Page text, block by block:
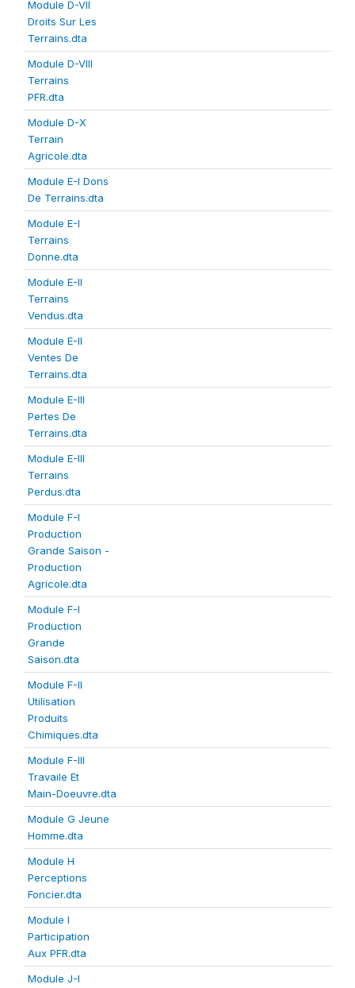
Module D-VII
Droits Sur Les
Terrains.dta
Module D-VIII
Terrains
PFR.dta
Module D-X
Terrain
Agricole.dta
Module E-I Dons
De Terrains.dta
Module E-I
Terrains
Donne.dta
Module E-II
Terrains
Vendus.dta
Module E-II
Ventes De
Terrains.dta
Module E-III
Pertes De
Terrains.dta
Module E-III
Terrains
Perdus.dta
Module F-I
Production
Grande Saison -
Production
Agricole.dta
Module F-I
Production
Grande
Saison.dta
Module F-II
Utilisation
Produits
Chimiques.dta
Module F-III
Travaile Et
Main-Doeuvre.dta
Module G Jeune
Homme.dta
Module H
Perceptions
Foncier.dta
Module I
Participation
Aux PFR.dta
Module J-I